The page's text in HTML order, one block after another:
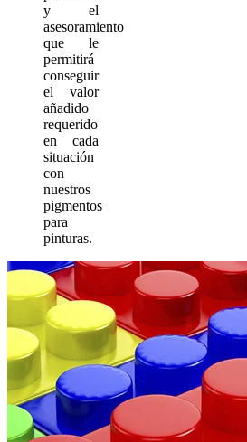
y el
asesoramiento
que le
permitirá
conseguir
el valor
añadido
requerido
en cada
situación
con
nuestros
pigmentos
para
pinturas.